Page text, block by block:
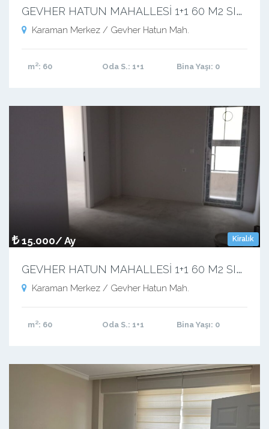
G
EVHER HATUN MAHALLESİ 1+1 60 M2 SIFIR APART
Karaman Merkez / Gevher Hatun Mah.
m²: 60 Oda S.: 1+1 Bina Yaşı: 0
Kiralık
15.000/ Ay
G
EVHER HATUN MAHALLESİ 1+1 60 M2 SIFIR APART
Karaman Merkez / Gevher Hatun Mah.
m²: 60 Oda S.: 1+1 Bina Yaşı: 0